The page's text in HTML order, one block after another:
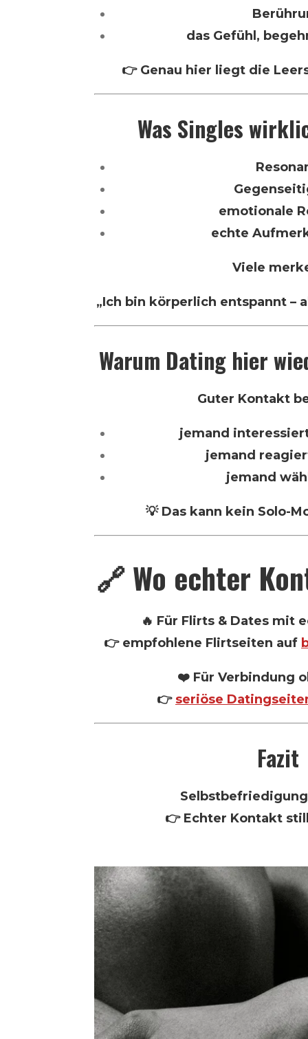
das Gefühl,
👉 Genau hier liegt die
Was Singles
emotionale
echte
Viele
„Ich bin körperlich entspannt –
Warum Dating hier
Guter Kontakt
jemand
jemand
jemand
💡 Das kann kein Solo-
🔗 Wo echter
🔥 Für Flirts & Dates mit
👉 empfohlene Flirtseiten auf
❤️ Für Verbindung
👉 seriöse
Fazit
👉 Echter Kontakt